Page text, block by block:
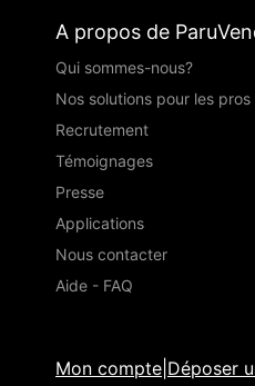
A propos de
Qui sommes-nous?
Nos solutions pour les pros
Recrutement
Témoignages
Presse
Applications
Nous contacter
Aide - FAQ
Mon compte Déposer